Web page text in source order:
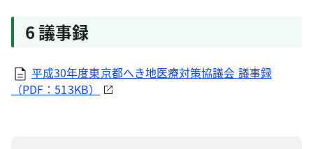
6 議事録
平成30年度東京都へき地医療対策協議会 議事録
（PDF：513KB）